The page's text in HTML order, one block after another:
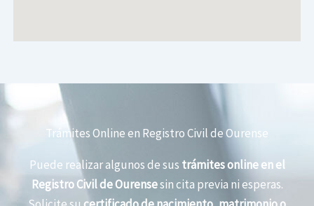
Trámites Online en Registro Civil de Ourense
Puede realizar algunos de sus trámites online en el
Registro Civil de Ourensesin cita previa ni esperas.